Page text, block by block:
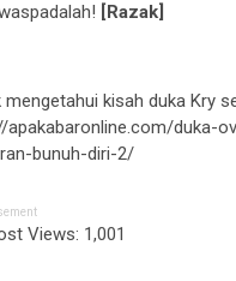
[Razak]
mengetahui kisah duka Kry
apakabaronline.com/duka-
bunuh-diri-2/
Views: 1,001